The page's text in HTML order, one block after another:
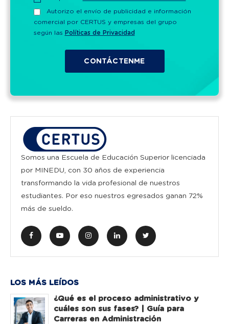
Autorizo el envío de publicidad e información
comercial por CERTUS y empresas del grupo
según las Políticas de Privacidad
Somos una Escuela de Educación Superior licenciada
por MINEDU, con 30 años de experiencia
transformando la vida profesional de nuestros
estudiantes. Por eso nuestros egresados ganan 72%
más de sueldo.
LOS MÁS LEÍDOS
¿Qué es el proceso administrativo y
cuáles son sus fases? | Guía para
Carreras en Administración